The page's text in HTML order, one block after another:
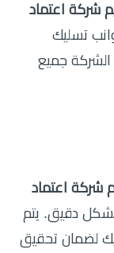
شركة اعتماد
تسليك
الشركة جميع
شركة اعتماد
بشكل دقيق. يتم
لضمان تحقيق